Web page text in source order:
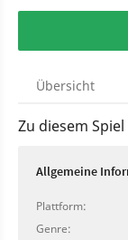
Übersicht
Zu diesem
Allgemeine
Plattform:
Genre: